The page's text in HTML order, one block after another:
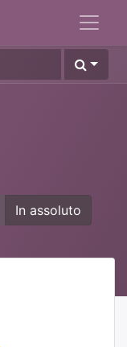
In assoluto